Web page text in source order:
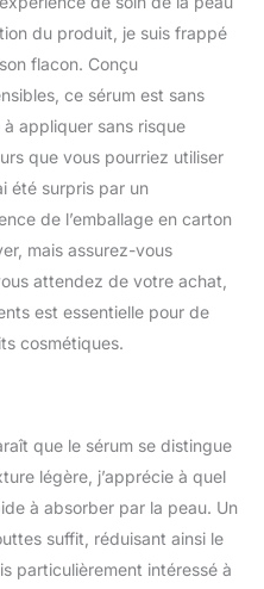
Skin Health
1oz by
du produit, je suis frappé
flacon. Conçu
ce sérum est sans
appliquer sans risque
que vous pourriez utiliser
été surpris par un
de l’emballage en carton
mais assurez-vous
attendez de votre achat,
est essentielle pour de
cosmétiques.
que le sérum se distingue
légère, j’apprécie à quel
à absorber par la peau. Un
suffit, réduisant ainsi le
particulièrement intéressé à